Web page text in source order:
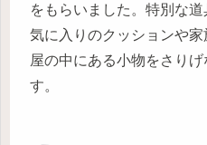
をもらいました。特別な
気に入りのクッションや
屋の中にある小物をさり
す。